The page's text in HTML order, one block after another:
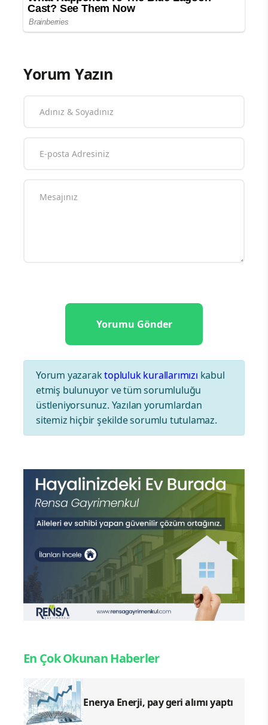
Yorum Yazın
Yorum yazaraktopluluk kurallarımızı kabul
etmiş bulunuyor ve tüm sorumluluğu
üstleniyorsunuz. Yazılan yorumlardan
sitemiz hiçbir şekilde sorumlu tutulamaz.
En Çok Okunan Haberler
Enerya Enerji, pay geri alımı yaptı